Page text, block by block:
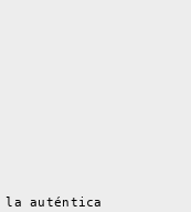
la auténtica